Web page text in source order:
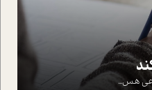
هس...